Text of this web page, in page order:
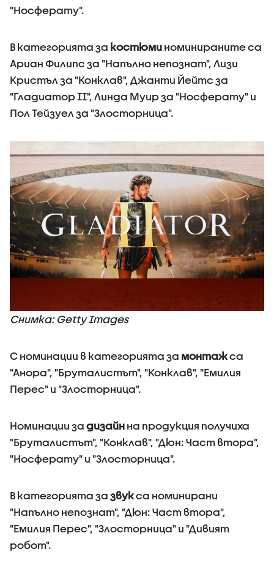
"Носферату".
В категорията за костюми номинираните са
Ариан Филипс за "Напълно непознат", Лизи
Кристъл за "Конклав", Джанти Йейтс за
"Гладиатор II", Линда Муир за "Носферату" и
Пол Тейзуел за "Злосторница".
Снимка: Getty Images
С номинации в категорията за монтажса
"Анора", "Бруталистът", "Конклав", "Емилия
Перес" и "Злосторница".
Номинации за дизайн на продукция получиха
"Бруталистът", "Конклав", "Дюн: Част втора",
"Носферату" и "Злосторница".
В категорията за звукса номинирани
"Напълно непознат", "Дюн: Част втора",
"Емилия Перес", "Злосторница" и "Дивият
робот".